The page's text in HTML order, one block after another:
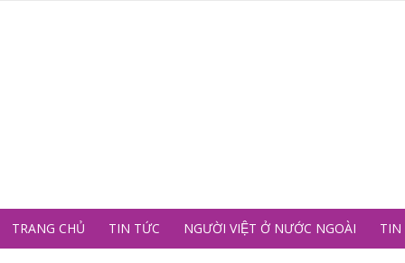
TRANG CHỦ TIN TỨC NGƯỜI VIỆT Ở NƯỚC NGOÀI TIN